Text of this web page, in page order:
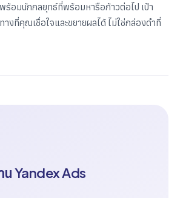
ร้อมนักกลยุทธ์ที่พร้อมหารือก้าวต่อไป เป้า
างที่คุณเชื่อใจและขยายผลได้ ไม่ใช่กล่องดำที่
น Yandex Ads